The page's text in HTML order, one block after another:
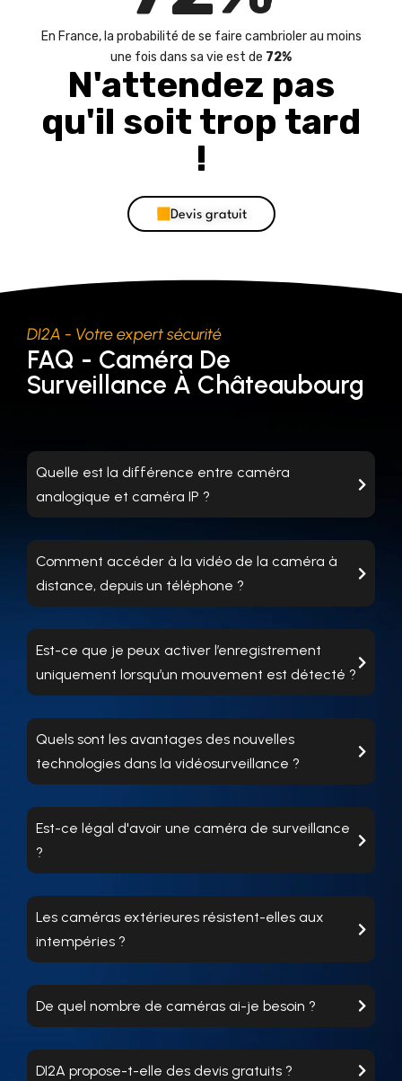
En France, la probabilité de se faire cambrioler au moins
une fois dans sa vie est de 72%
N'attendez pas
qu'il soit trop tard
!
Devis gratuit
DI2A - Votre expert sécurité
FAQ - Caméra De
Surveillance À Châteaubourg
Quelle est la différence entre caméra
analogique et caméra IP ?
Comment accéder à la vidéo de la caméra à
distance, depuis un téléphone ?
Est-ce que je peux activer l’enregistrement
uniquement lorsqu’un mouvement est détecté ?
Quels sont les avantages des nouvelles
technologies dans la vidéosurveillance ?
Est-ce légal d'avoir une caméra de surveillance
?
Les caméras extérieures résistent-elles aux
intempéries ?
De quel nombre de caméras ai-je besoin ?
DI2A propose-t-elle des devis gratuits ?